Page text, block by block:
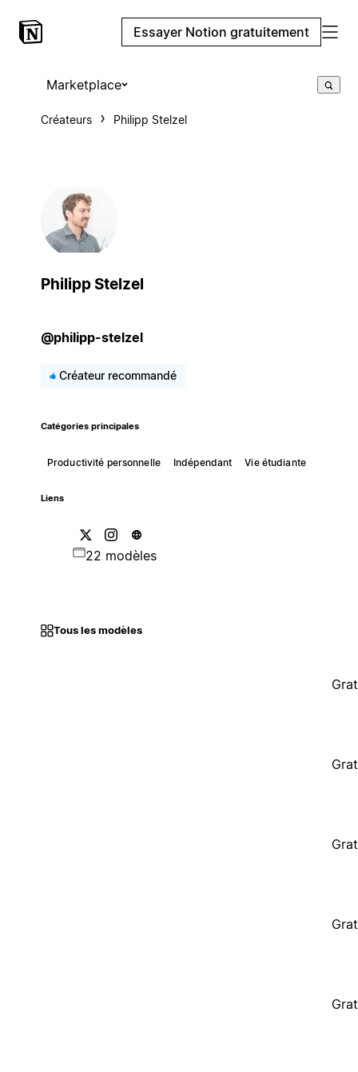
Essayer Notion gratuitement
Marketplace
Créateurs Philipp Stelzel
Philipp Stelzel
@philipp-stelzel
Créateur recommandé
Catégories principales
Productivité personnelle Indépendant Vie étudiante
Liens
22 modèles
Tous les modèles